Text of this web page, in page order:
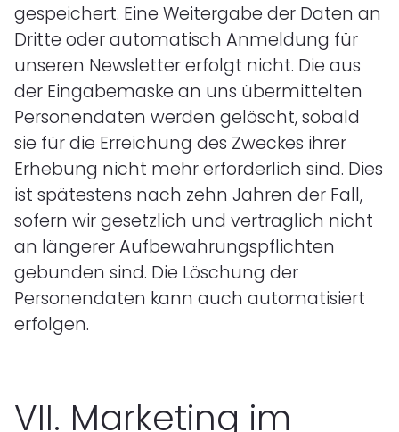
gespeichert. Eine Weitergabe der Daten an
Dritte oder automatisch Anmeldung für
unseren Newsletter erfolgt nicht. Die aus
der Eingabemaske an uns übermittelten
Personendaten werden gelöscht, sobald
sie für die Erreichung des Zweckes ihrer
Erhebung nicht mehr erforderlich sind. Dies
ist spätestens nach zehn Jahren der Fall,
sofern wir gesetzlich und vertraglich nicht
an längerer Aufbewahrungspflichten
gebunden sind. Die Löschung der
Personendaten kann auch automatisiert
erfolgen.
VII. Marketing im